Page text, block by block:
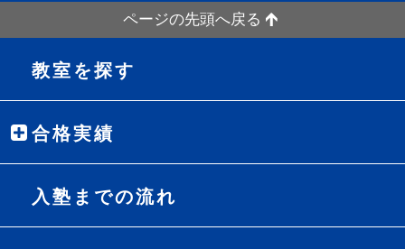
ページの先頭へ戻る
教室を探す
合格実績
入塾までの流れ